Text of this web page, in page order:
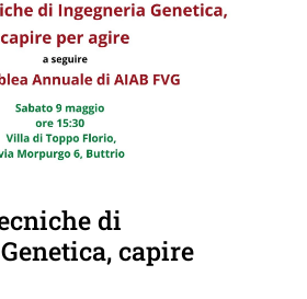
di
capire